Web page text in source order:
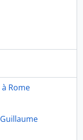
Rome